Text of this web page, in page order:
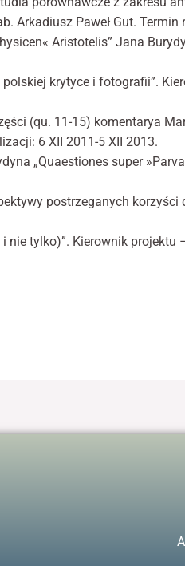
Arkadiusz Paweł Gut.
Aristotelis” Jana
krytyce i foto­grafii”.
(qu. 11-15) komentarya
6 XII 2011-5 XII 2013.
„Quaestiones super
postrzeganych
tylko)”. Kierownik projektu